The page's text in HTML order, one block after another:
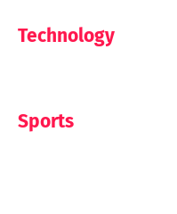
Technology
Sports